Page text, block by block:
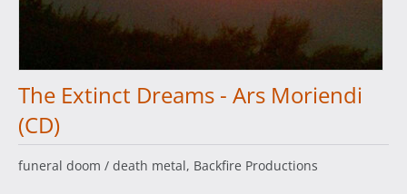
The Extinct Dreams - Ars Moriendi
(CD)
funeral doom / death metal, Backfire Productions